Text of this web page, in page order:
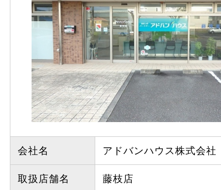
会社名 アドバンハウス株式会社
取扱店舗名 藤枝店